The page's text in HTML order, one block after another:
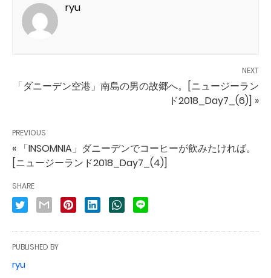
ryu
NEXT
「ダニーデン空港」南島の男の故郷へ。[ニュージーラン
ド2018_Day7_(6)] »
PREVIOUS
« 「INSOMNIA」ダニーデンでコーヒーが飲みたければ。
[ニュージーランド2018_Day7_(4)]
SHARE
PUBLISHED BY
ryu